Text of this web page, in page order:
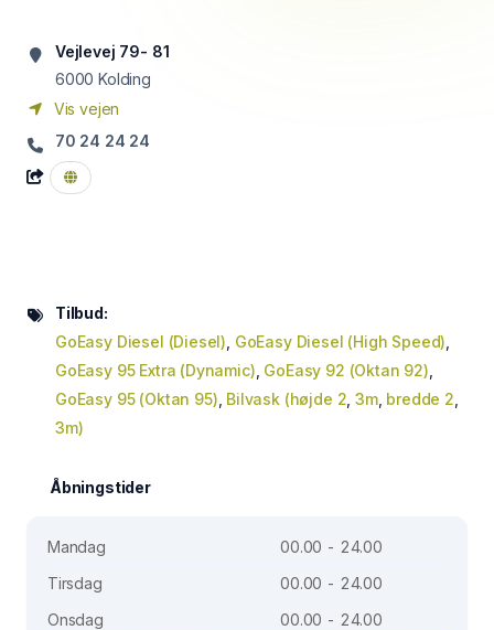
Vejlevej 79- 81
6000 Kolding
Vis vejen
70 24 24 24
Tilbud:
GoEasy Diesel (Diesel) GoEasy Diesel (High Speed)
GoEasy 95 Extra (Dynamic) GoEasy 92 (Oktan 92)
GoEasy 95 (Oktan 95) Bilvask (højde 2 ,3m, bredde 2
3m)
Åbningstider
Mandag
00.00 - 24.00
Tirsdag
00.00 - 24.00
Onsdag
00.00 - 24.00